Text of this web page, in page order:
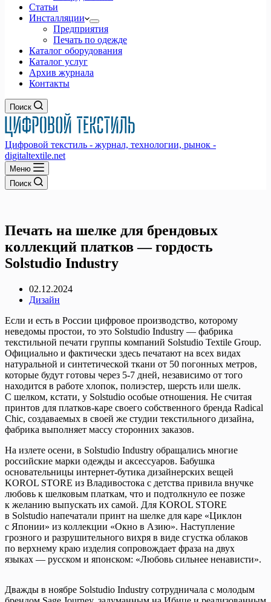
Статьи
Инсталляции
Предприятия
Печать по одежде
Каталог оборудования
Каталог услуг
Архив журнала
Контакты
Поиск
Цифровой текстиль - журнал, технологии, рынок -
digitaltextile.net
Меню
Поиск
Печать на шелке для брендовых
коллекций платков — гордость
Solstudio Industry
02.12.2024
Дизайн
Если и есть в России цифровое производство, которому
неведомы простои, то это Solstudio Industry — фабрика
текстильной печати группы компаний Solstudio Textile Group.
Официально и фактически здесь печатают на всех видах
натуральной и синтетической ткани от 50 погонных метров,
которые будут готовы через 5-7 дней, независимо от того
находится в работе хлопок, полиэстер, шерсть или шелк.
С шелком, кстати, у Solstudio особые отношения. Не считая
принтов для платков-каре своего собственного бренда Radical
Chic, создаваемых в своей же студии текстильного дизайна,
фабрика выполняет массу сторонних заказов.
На излете осени, в Solstudio Industry обращались многие
российские марки одежды и аксессуаров. Бабушка
основательницы интернет-бутика дизайнерских вещей
KOROL STORE из Владивостока с детства привила внучке
любовь к шелковым платкам, что и подтолкнуло ее позже
к желанию выпускать их самой. Для KOROL STORE
в Solstudio напечатали принт на шелке для каре «Циклон
с Японии» из коллекции «Окно в Азию». Наступление
грозного и разрушительного вихря в виде сгустка облаков
по верхнему краю изделия сопровождает фраза на двух
языках — русском и японском: «Любовь сильнее ненависти».
Дважды в ноябре Solstudio Industry сотрудничала с молодым